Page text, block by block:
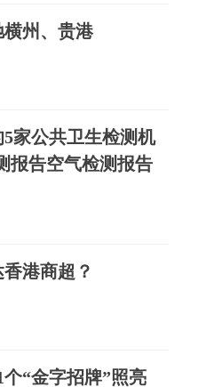
州、贵港
家公共卫生检测机
报告空气检测报告
港商超？
“金字招牌”照亮